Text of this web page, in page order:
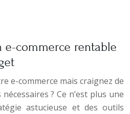
commerce rentable
e-commerce mais craignez de
? Ce n’est plus une
astucieuse et des outils